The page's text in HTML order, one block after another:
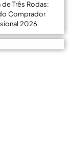
de Três Rodas:
Comprador
2026